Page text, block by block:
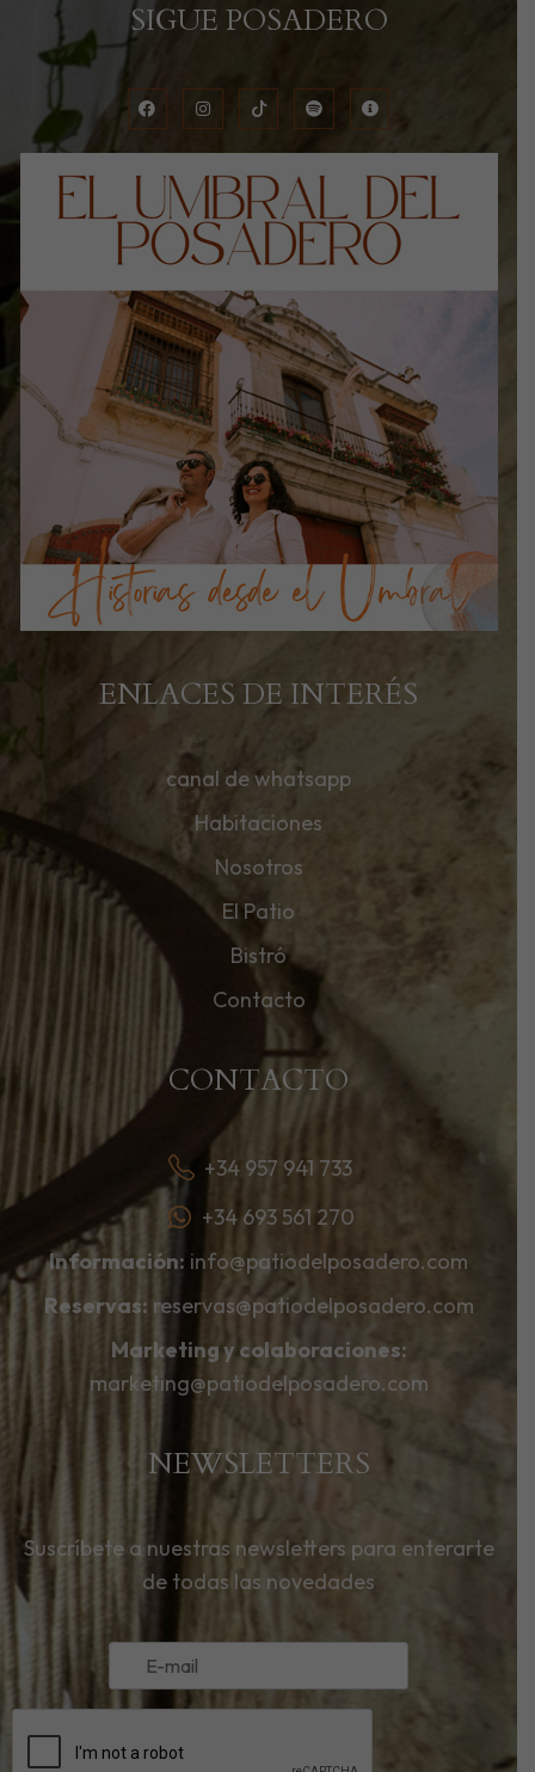
SIGUE POSADERO
ENLACES DE INTERÉS
canal de whatsapp
Habitaciones
Nosotros
El Patio
Bistró
Contacto
CONTACTO
+34 957 941 733
+34 693 561 270
Información: info@patiodelposadero.com
Reservas: reservas@patiodelposadero.com
Marketing y colaboraciones:
marketing@patiodelposadero.com
NEWSLETTERS
Suscríbete a nuestras newsletters para enterarte
de todas las novedades